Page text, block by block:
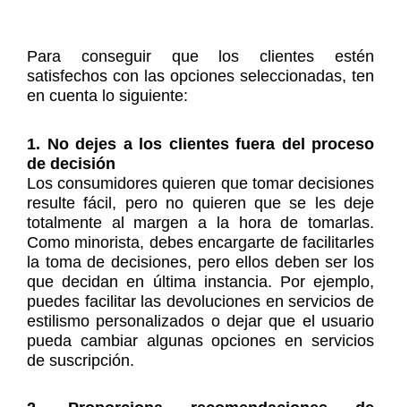
Para conseguir que los clientes estén
satisfechos con las opciones seleccionadas, ten
en cuenta lo siguiente:
1. No dejes a los clientes fuera del proceso
de decisión
Los consumidores quieren que tomar decisiones
resulte fácil, pero no quieren que se les deje
totalmente al margen a la hora de tomarlas.
Como minorista, debes encargarte de facilitarles
la toma de decisiones, pero ellos deben ser los
que decidan en última instancia. Por ejemplo,
puedes facilitar las devoluciones en servicios de
estilismo personalizados o dejar que el usuario
pueda cambiar algunas opciones en servicios
de suscripción.